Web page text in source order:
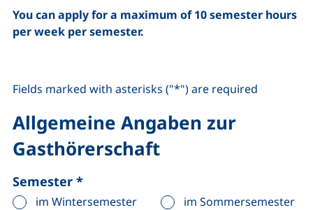
You can apply for a maximum of 10 semester hours
per week per semester.
Fields marked with asterisks ("*") are required
Allgemeine Angaben zur
Gasthörerschaft
Semester *
im Wintersemester im Sommersemester